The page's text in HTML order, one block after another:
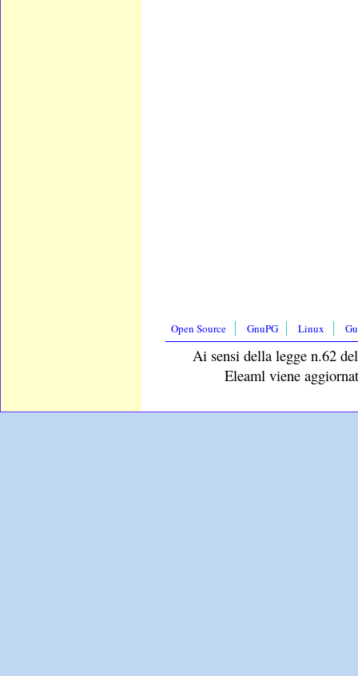
Open Source GnuPG Linux
Ai sensi della legge n.62
Eleaml viene